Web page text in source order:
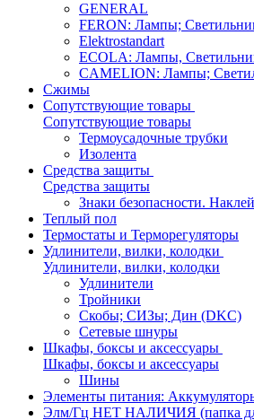
GENERAL
FERON: Лампы;
Elektrostandart
ECOLA: Лампы,
CAMELION: Лампы;
Сжимы
Сопутствующие товары
Сопутствующие товары
Термоусадочные трубки
Изолента
Средства защиты
Средства защиты
Знаки безопасности.
Теплый пол
Термостаты и Терморегуляторы
Удлинители, вилки, колодки
Удлинители, вилки, колодки
Удлинители
Тройники
Скобы; СИЗы; Дин (DKC)
Сетевые шнуры
Шкафы, боксы и аксессуары
Шкафы, боксы и аксессуары
Шины
Элементы питания:
Элм/Гц НЕТ НАЛИЧИЯ (папка